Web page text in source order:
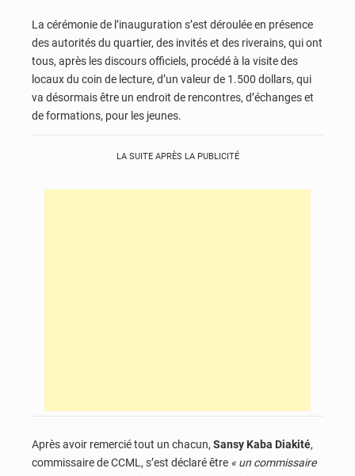
La cérémonie de l’inauguration s’est déroulée en présence
des autorités du quartier, des invités et des riverains, qui ont
tous, après les discours officiels, procédé à la visite des
locaux du coin de lecture, d’un valeur de 1.500 dollars, qui
va désormais être un endroit de rencontres, d’échanges et
de formations, pour les jeunes.
LA SUITE APRÈS LA PUBLICITÉ
Après avoir remercié tout un chacun, Sansy Kaba Diakité,
commissaire de CCML, s’est déclaré être « un commissaire